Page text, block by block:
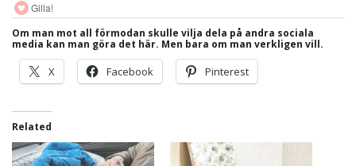
Gilla!
Om man mot all förmodan skulle vilja dela på andra sociala
media kan man göra det här. Men bara om man verkligen vill.
X Facebook Pinterest
Related